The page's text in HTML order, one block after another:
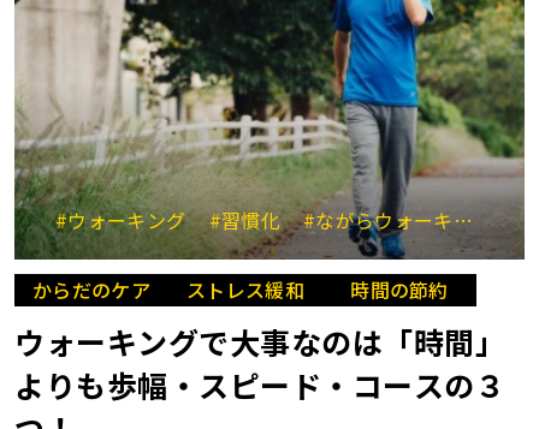
#ウォーキング #習慣化 #ながらウォーキング #
からだのケア ストレス緩和 時間の節約
ウォーキングで大事なのは「時間」
よりも歩幅・スピード・コースの３